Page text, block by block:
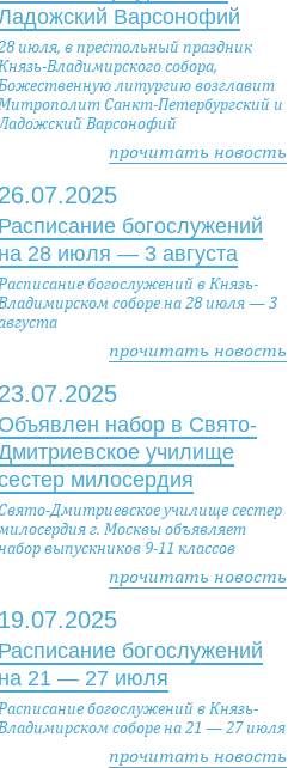
Варсонофий
июля, в престольный праздник
Князь-Владимирского собора,
Божественную литургию возглавит
Митрополит Санкт-Петербургский и
Варсонофий
прочитать новость
26.07.2025
Расписание богослужений
на 28 июля — 3 августа
Расписание богослужений в Князь-
Владимирском соборе на 28 июля — 3
прочитать новость
23.07.2025
Объявлен набор в Свято-
училище
милосердия
Свято-Дмитриевское училище сестер
г. Москвы объявляет
набор выпускников 9-11 классов
прочитать новость
19.07.2025
Расписание богослужений
на 21 — 27 июля
Расписание богослужений в Князь-
Владимирском соборе на 21 — 27 июля
прочитать новость